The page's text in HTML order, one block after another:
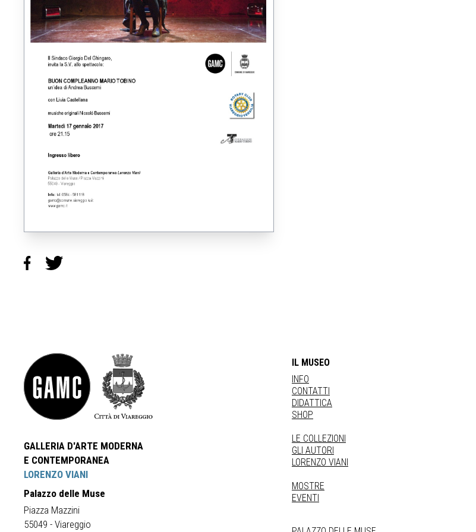
GALLERIA D'ARTE MODERNA
E CONTEMPORANEA
LORENZO VIANI
Palazzo delle Muse
Piazza Mazzini
55049 - Viareggio
IL MUSEO
INFO
CONTATTI
DIDATTICA
SHOP
LE COLLEZIONI
GLI AUTORI
LORENZO VIANI
MOSTRE
EVENTI